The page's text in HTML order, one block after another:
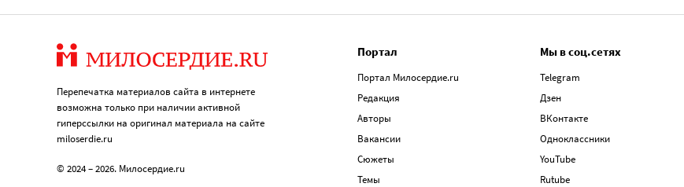
Перепечатка материалов сайта в интернете
возможна только при наличии активной
гиперссылки на оригинал материала на сайте
miloserdie.ru
© 2024 – 2026. Милосердие.ru
Портал
Портал Милосердие.ru
Редакция
Авторы
Вакансии
Сюжеты
Темы
Мы в соц.сетях
Telegram
Дзен
ВКонтакте
Одноклассники
YouTube
Rutube